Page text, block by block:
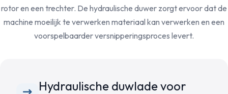
rotor en een trechter. De hydraulische duwer zorgt ervoor dat de
machine moeilijk te verwerken materiaal kan verwerken en een
voorspelbaarder versnipperingsproces levert.
Hydraulische duwlade voor